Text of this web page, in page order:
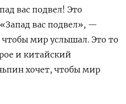
вас подвел! Это
вас подвел», —
мир услышал. Это то
и китайский
хочет, чтобы мир